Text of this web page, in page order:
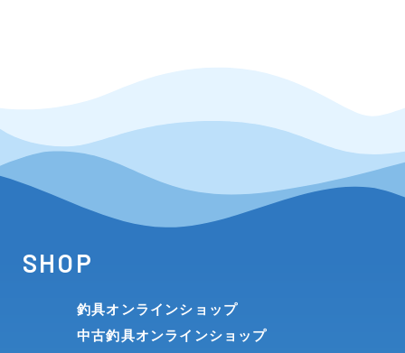
SHOP
釣具オンラインショップ
中古釣具オンラインショップ